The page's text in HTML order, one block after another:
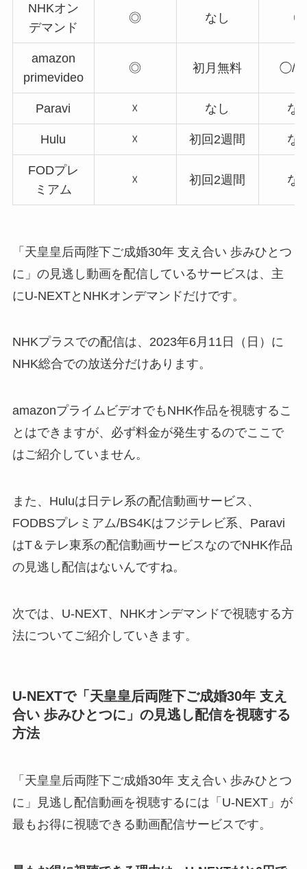
NHKオン
デマンド
◎ なし ◎
amazon
primevideo
◎ 初月無料 ◯/
Paravi ☓ なし な
Hulu ☓ 初回2週間 な
FODプレ
ミアム
☓ 初回2週間 な
「天皇皇后両陛下ご成婚30年 支え合い 歩みひとつ
に」の見逃し動画を配信しているサービスは、主
にU-NEXTとNHKオンデマンドだけです。
NHKプラスでの配信は、2023年6月11日（日）に
NHK総合での放送分だけあります。
amazonプライムビデオでもNHK作品を視聴するこ
とはできますが、必ず料金が発生するのでここで
はご紹介していません。
また、Huluは日テレ系の配信動画サービス、
FODBSプレミアム/BS4Kはフジテレビ系、Paravi
はT＆テレ東系の配信動画サービスなのでNHK作品
の見逃し配信はないんですね。
次では、U-NEXT、NHKオンデマンドで視聴する方
法についてご紹介していきます。
U-NEXTで「天皇皇后両陛下ご成婚30年 支え
合い 歩みひとつに」の見逃し配信を視聴する
方法
「天皇皇后両陛下ご成婚30年 支え合い 歩みひとつ
に」見逃し配信動画を視聴するには「U-NEXT」が
最もお得に視聴できる動画配信サービスです。